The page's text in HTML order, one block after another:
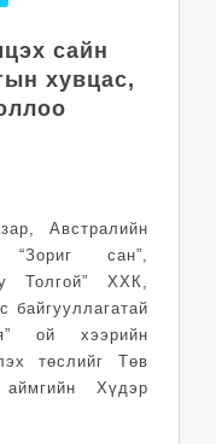
сайн
хувцас,
Австралийн
сан”,
Толгой” ХХК,
байгууллагатай
ой хээрийн
төслийг Төв
Хүдэр